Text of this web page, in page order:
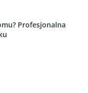
Profesjonalna